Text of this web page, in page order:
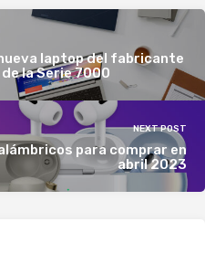
nueva laptop del fabricante
la Serie 7000
NEXT POST
para comprar en
abril 2023